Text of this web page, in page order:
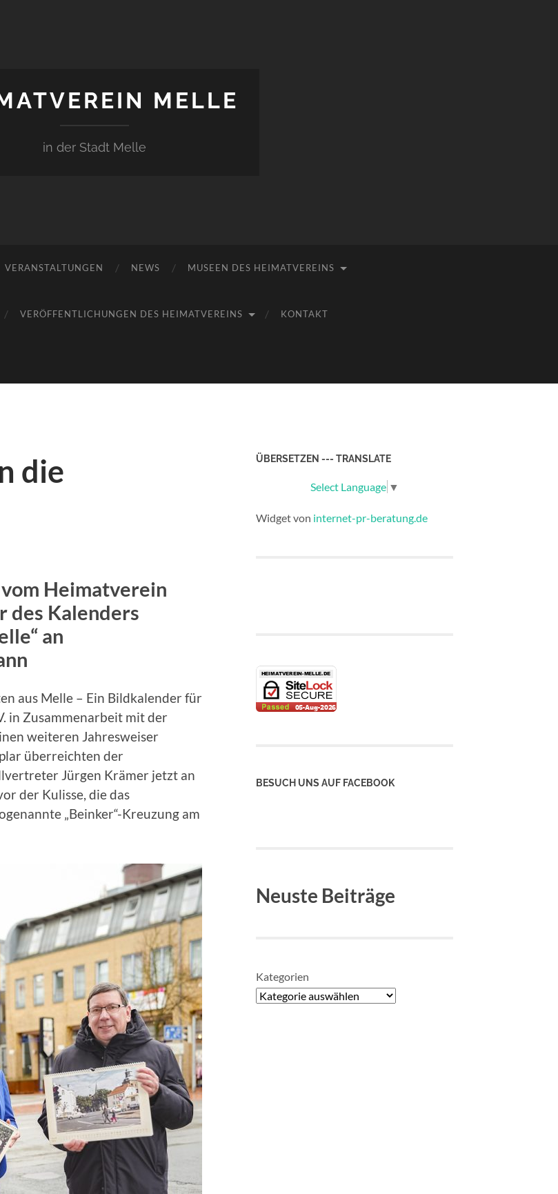
MELLE
in der Stadt Melle
VERANSTALTUNGEN NEWS MUSEEN DES HEIMATVEREINS
VERÖFFENTLICHUNGEN DES HEIMATVEREINS KONTAKT
die
Heimatverein
des Kalenders
an
aus Melle – Ein Bildkalender für
in Zusammenarbeit mit der
weiteren Jahresweiser
überreichten der
Jürgen Krämer jetzt an
der Kulisse, die das
„Beinker“-Kreuzung am
ÜBERSETZEN --- TRANSLATE
Select Language ▼
Widget von internet-pr-beratung.de
BESUCH UNS AUF FACEBOOK
Neuste Beiträge
Kategorien